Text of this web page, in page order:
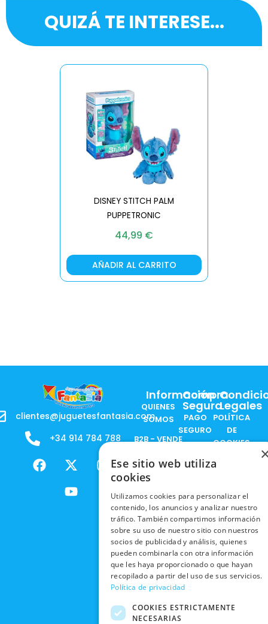
QUIZÁ TE INTERESE...
DISNEY STITCH PALM
PUPPETRONIC
44,99 €
AÑADIR AL CARRITO
clientes@juguetesfantasia.com
+34 914 784 788
F
a
X
-
t
w
m
Y
o
u
t
Información
QUIENES
SOMOS
B2B - VENDE
PRODUCTOS
RESPONSABILIDAD
SOCIAL
TRABAJA
CON
NOSOTROS
NUESTRAS
TIENDAS
BLACK
FRIDAY
Compra
Segura
PAGO
SEGURO
NACIONALES
INTERNACIONALES
RECOGIDA
EN TIENDA
DEVOLUCIONES
Y CAMBIOS
CANCELAR
PEDIDO
Legales
POLÍTICA
DE
COOKIES
POLÍTICAS
EN RRSS
POLÍTICA DE
PRIVACIDAD
CONDICIONES
DE COMPRA
Ese sitio web utiliza
cookies
Utilizamos cookies para personalizar el
contenido, los anuncios y analizar nuestro
tráfico. También compartimos información
sobre su uso de nuestro sitio con nuestros
socios de publicidad y análisis, quienes
pueden combinarla con otra información
que les haya proporcionado o que hayan
recopilado a partir del uso de sus servicios.
Política de privacidad
COOKIES ESTRICTAMENTE
NECESARIAS